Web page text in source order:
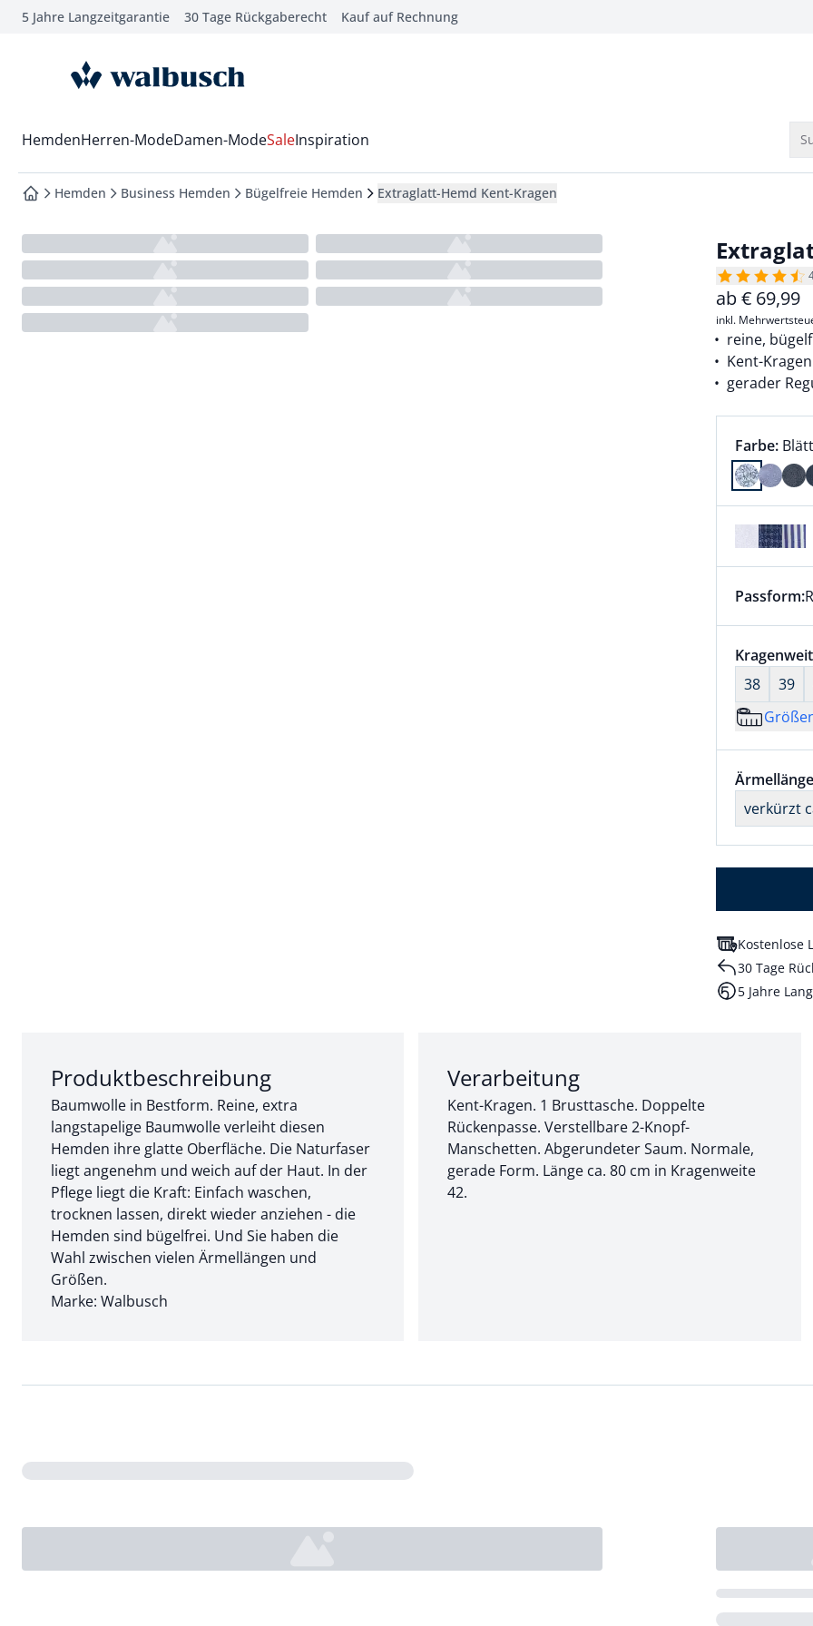
springen
springen
springen
5 Jahre Langzeitgarantie 30 Tage Rückgaberecht Kauf auf Rechnung
zur Startseite
Wechsel in das Menü mit Pfeil-Runter Taste
HemdenHerren-ModeDamen-ModeSaleInspiration
zur Startseite
Hemden Business Hemden Bügelfreie Hemden Extraglatt-Hemd Kent-Kragen
ab€ 69,99
inkl.
reine,
Kent-Kragen
gerader
Farbe:
Farbe
Dieser
Passform:
38
39
verkürzt
Kostenlose
30 Tage
5 Jahre
Abschnitt 1 von 3:
Produktbeschreibung
Baumwolle in Bestform. Reine, extra
langstapelige Baumwolle verleiht diesen
Hemden ihre glatte Oberfläche. Die Naturfaser
liegt angenehm und weich auf der Haut. In der
Pflege liegt die Kraft: Einfach waschen,
trocknen lassen, direkt wieder anziehen - die
Hemden sind bügelfrei. Und Sie haben die
Wahl zwischen vielen Ärmellängen und
Größen.
Marke: Walbusch
Abschnitt 2 von 3:
Verarbeitung
Kent-Kragen. 1 Brusttasche. Doppelte
Rückenpasse. Verstellbare 2-Knopf-
Manschetten. Abgerundeter Saum. Normale,
gerade Form. Länge ca. 80 cm in Kragenweite
42.